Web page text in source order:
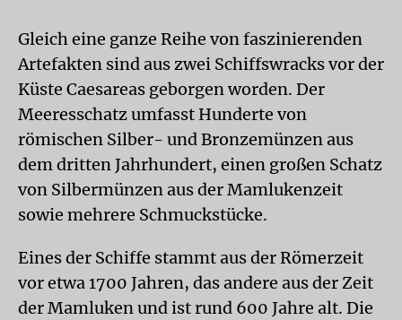
Gleich eine ganze Reihe von faszinierenden
Artefakten sind aus zwei Schiffswracks vor der
Küste Caesareas geborgen worden. Der
Meeresschatz umfasst Hunderte von
römischen Silber- und Bronzemünzen aus
dem dritten Jahrhundert, einen großen Schatz
von Silbermünzen aus der Mamlukenzeit
sowie mehrere Schmuckstücke.
Eines der Schiffe stammt aus der Römerzeit
vor etwa 1700 Jahren, das andere aus der Zeit
der Mamluken und ist rund 600 Jahre alt. Die